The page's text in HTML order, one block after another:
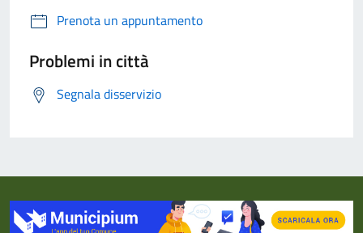
Prenota un appuntamento
Problemi in città
Segnala disservizio